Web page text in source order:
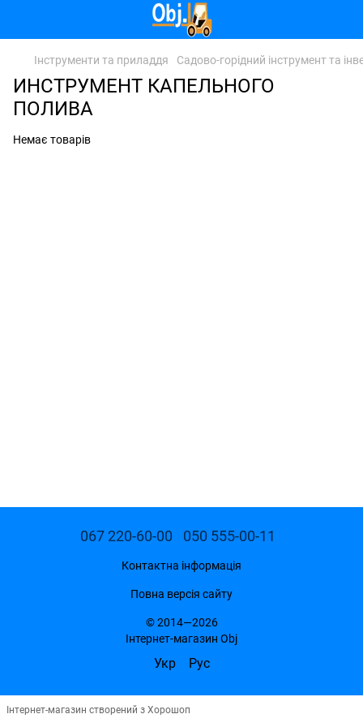
Інструменти та приладдя Садово-горідний інструмент та
ИНСТРУМЕНТ КАПЕЛЬНОГО
ПОЛИВА
Немає товарів
067 220-60-00 050 555-00-11
Контактна інформація
Повна версія сайту
© 2014—2026
Інтернет-магазин Obj
Укр Рус
Інтернет-магазин створений з Хорошоп